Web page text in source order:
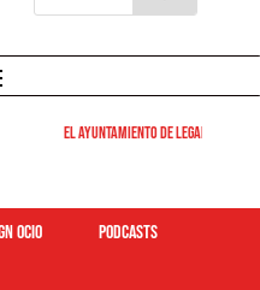
El Ayuntamiento de Leganés
ocio podcasts